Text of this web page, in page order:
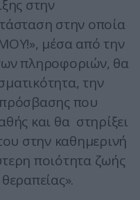
στην
στην οποία
μέσα από την
πληροφοριών, θα
την
που
και θα στηρίξει
στην καθημερινή
ποιότητα ζωής